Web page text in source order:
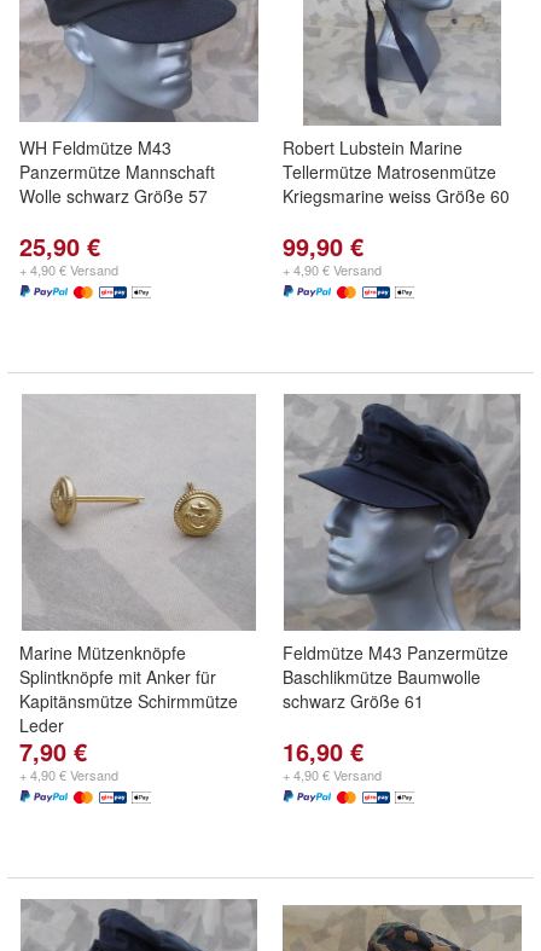
WH Feldmütze M43
Panzermütze Mannschaft
Wolle schwarz Größe 57
25,90 €
+ 4,90 € Versand
Robert Lubstein Marine
Tellermütze Matrosenmütze
Kriegsmarine weiss Größe 60
99,90 €
+ 4,90 € Versand
Marine Mützenknöpfe
Splintknöpfe mit Anker für
Kapitänsmütze Schirmmütze
Leder
7,90 €
+ 4,90 € Versand
Feldmütze M43 Panzermütze
Baschlikmütze Baumwolle
schwarz Größe 61
16,90 €
+ 4,90 € Versand